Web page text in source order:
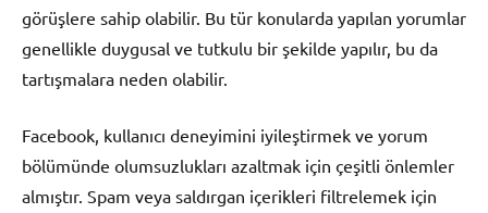
görüşlere sahip olabilir. Bu tür konularda yapılan yorumlar
genellikle duygusal ve tutkulu bir şekilde yapılır, bu da
tartışmalara neden olabilir.
Facebook, kullanıcı deneyimini iyileştirmek ve yorum
bölümünde olumsuzlukları azaltmak için çeşitli önlemler
almıştır. Spam veya saldırgan içerikleri filtrelemek için